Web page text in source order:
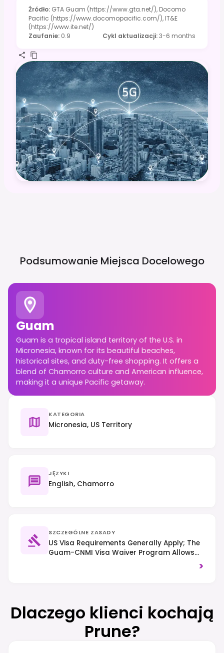
Źródło: GTA Guam (https://www.gta.net/), Docomo
Pacific (https://www.docomopacific.com/), IT&E
(https://www.ite.net/)
Zaufanie: 0.9 Cykl aktualizacji:3-6 months
Podsumowanie Miejsca Docelowego
Guam
Guam is a tropical island territory of the U.S. in
Micronesia, known for its beautiful beaches,
historical sites, and duty-free shopping. It offers a
blend of Chamorro culture and American influence,
making it a unique Pacific getaway.
KATEGORIA
Micronesia, US Territory
JĘZYKI
English, Chamorro
SZCZEGÓLNE ZASADY
US Visa Requirements Generally Apply; The
Guam-CNMI Visa Waiver Program Allows
Countries (e.g., Japan, South Korea). Right->
Dlaczego klienci kochają
Prune?